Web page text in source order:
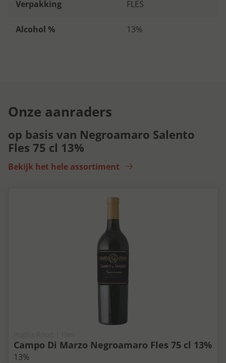
Verpakking FLES
Alcohol % 13%
Onze aanraders
op basis van Negroamaro Salento
Fles 75 cl 13%
Bekijk het hele assortiment
Campo Di Marzo Negroamaro Fles 75 cl 13%
13%